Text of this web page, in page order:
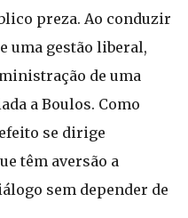
preza. Ao conduzir
uma gestão liberal,
de uma
a Boulos. Como
se dirige
têm aversão a
sem depender de